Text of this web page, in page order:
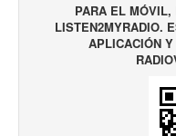
CANAL TV
ACTIVIDADES PACTO
PARA EL
LISTEN2MYRADIO.
APLICACIÓN